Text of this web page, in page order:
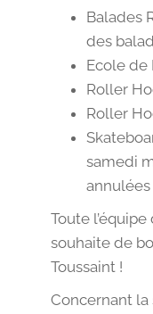
Balades
des
Ecole de
Roller
Roller
samedi
Toute l’équipe
souhaite de
Toussaint !
Concernant